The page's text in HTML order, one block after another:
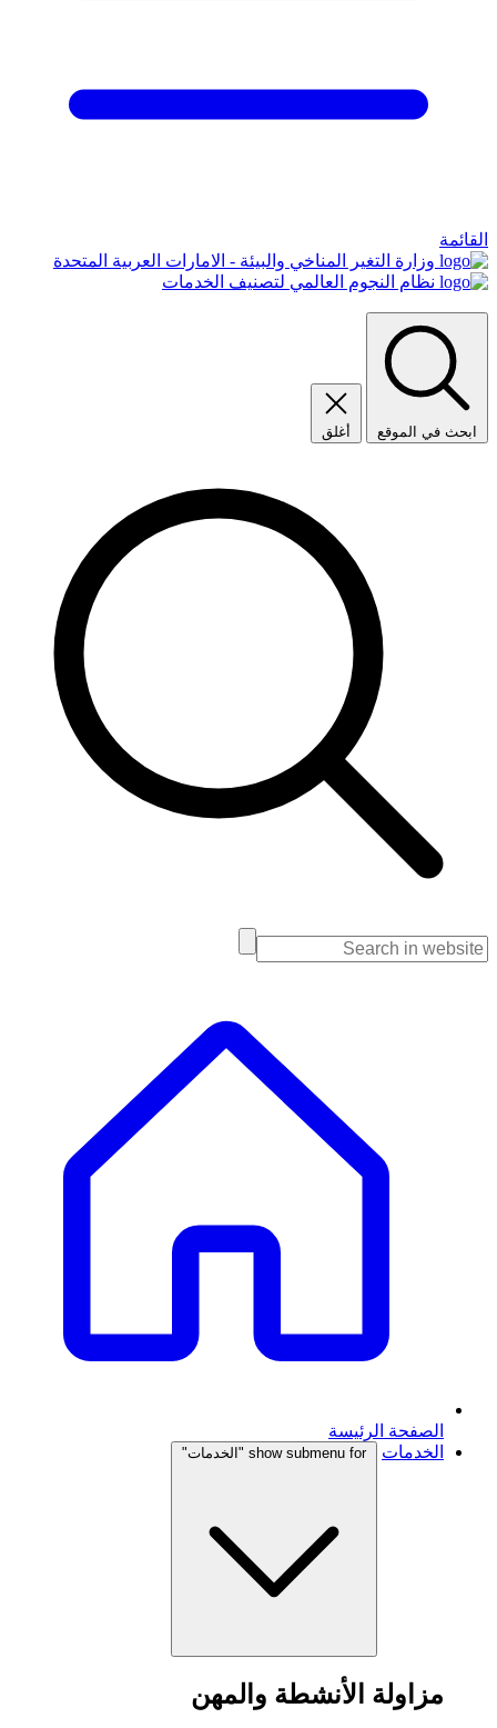
القائمة
وزارة التغير المناخي والبيئة - الامارات العربية المتحدة
نظام النجوم العالمي لتصنيف الخدمات
ابحث في الموقع أغلق
الصفحة الرئيسة
الخدمات
show submenu for "الخدمات"
مزاولة الأنشطة والمهن